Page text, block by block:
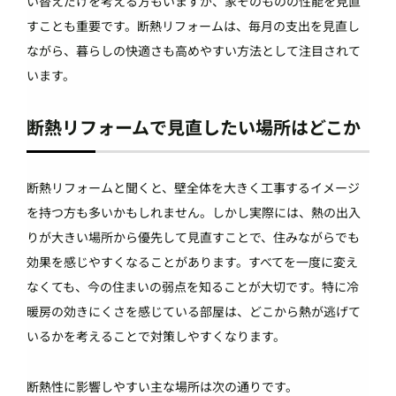
すことも重要です。断熱リフォームは、毎月の支出を見直し
ながら、暮らしの快適さも高めやすい方法として注目されて
います。
断熱リフォームで見直したい場所はどこか
断熱リフォームと聞くと、壁全体を大きく工事するイメージ
を持つ方も多いかもしれません。しかし実際には、熱の出入
りが大きい場所から優先して見直すことで、住みながらでも
効果を感じやすくなることがあります。すべてを一度に変え
なくても、今の住まいの弱点を知ることが大切です。特に冷
暖房の効きにくさを感じている部屋は、どこから熱が逃げて
いるかを考えることで対策しやすくなります。
断熱性に影響しやすい主な場所は次の通りです。